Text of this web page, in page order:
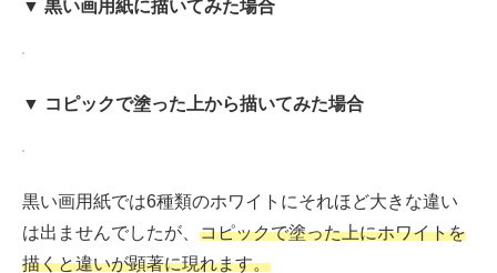
▼ 黒い画用紙に描いてみた場合
▼ コピックで塗った上から描いてみた場合
黒い画用紙では6種類のホワイトにそれほど大きな違い
は出ませんでしたが、 コピックで塗った上にホワイトを
描くと違いが顕著に現れます。